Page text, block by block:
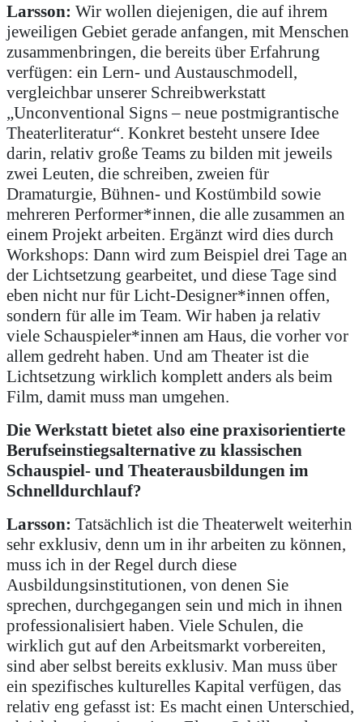
Larsson: Wir wollen diejenigen, die auf ihrem
jeweiligen Gebiet gerade anfangen, mit Menschen
zusammenbringen, die bereits über Erfahrung
verfügen: ein Lern- und Austauschmodell,
vergleichbar unserer Schreibwerkstatt
„Unconventional Signs – neue postmigrantische
Theaterliteratur“. Konkret besteht unsere Idee
darin, relativ große Teams zu bilden mit jeweils
zwei Leuten, die schreiben, zweien für
Dramaturgie, Bühnen- und Kostümbild sowie
mehreren Performer*innen, die alle zusammen an
einem Projekt arbeiten. Ergänzt wird dies durch
Workshops: Dann wird zum Beispiel drei Tage an
der Lichtsetzung gearbeitet, und diese Tage sind
eben nicht nur für Licht-Designer*innen offen,
sondern für alle im Team. Wir haben ja relativ
viele Schauspieler*innen am Haus, die vorher vor
allem gedreht haben. Und am Theater ist die
Lichtsetzung wirklich komplett anders als beim
Film, damit muss man umgehen.
Die Werkstatt bietet also eine praxisorientierte
Berufseinstiegsalternative zu klassischen
Schauspiel- und Theaterausbildungen im
Schnelldurchlauf?
Larsson: Tatsächlich ist die Theaterwelt weiterhin
sehr exklusiv, denn um in ihr arbeiten zu können,
muss ich in der Regel durch diese
Ausbildungsinstitutionen, von denen Sie
sprechen, durchgegangen sein und mich in ihnen
professionalisiert haben. Viele Schulen, die
wirklich gut auf den Arbeitsmarkt vorbereiten,
sind aber selbst bereits exklusiv. Man muss über
ein spezifisches kulturelles Kapital verfügen, das
relativ eng gefasst ist: Es macht einen Unterschied,